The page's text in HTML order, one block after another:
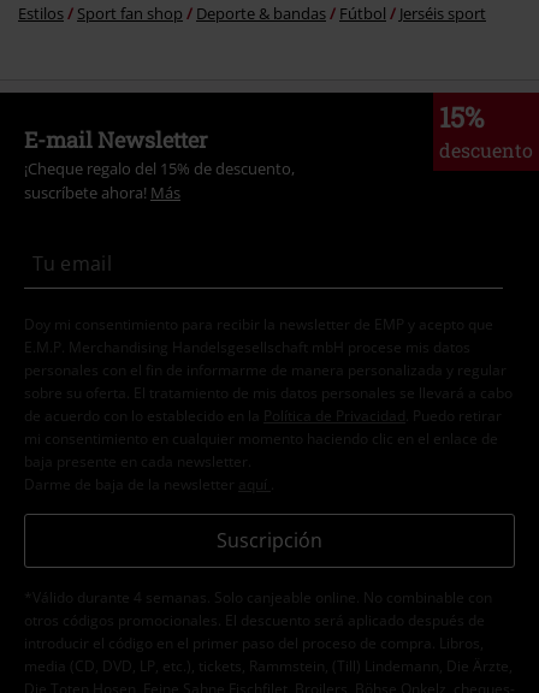
Estilos Sport fan shop Deporte & bandas Fútbol Jerséis sport
15%
descuento
E-mail Newsletter
¡Cheque regalo del 15% de descuento,
suscríbete ahora! Más
Doy mi consentimiento para recibir la newsletter de EMP y acepto que
E.M.P. Merchandising Handelsgesellschaft mbH procese mis datos
personales con el fin de informarme de manera personalizada y regular
sobre su oferta. El tratamiento de mis datos personales se llevará a cabo
de acuerdo con lo establecido en la
Política de Privacidad . Puedo retirar
mi consentimiento en cualquier momento haciendo clic en el enlace de
baja presente en cada newsletter.
Darme de baja de la newsletter
aquí
Suscripción
*Válido durante 4 semanas. Solo canjeable online. No combinable con
otros códigos promocionales. El descuento será aplicado después de
introducir el código en el primer paso del proceso de compra. Libros,
media (CD, DVD, LP, etc.), tickets, Rammstein, (Till) Lindemann, Die Ärzte,
Die Toten Hosen, Feine Sahne Fischfilet, Broilers, Böhse Onkelz, cheques-